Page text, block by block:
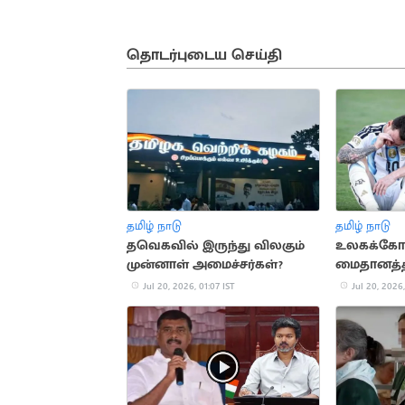
தொடர்புடைய செய்தி
தமிழ் நாடு
தவெகவில் இருந்து விலகும்
முன்னாள் அமைச்சர்கள்?
Jul 20, 2026, 01:07 IST
தமிழ் நாடு
வடித்த
Jul 20,